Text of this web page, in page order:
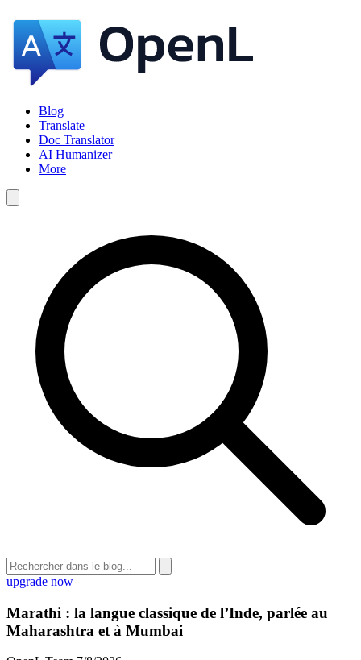
Blog
Translate
Doc Translator
AI Humanizer
More
upgrade now
Marathi : la langue classique de l’Inde, parlée au
Maharashtra et à Mumbai